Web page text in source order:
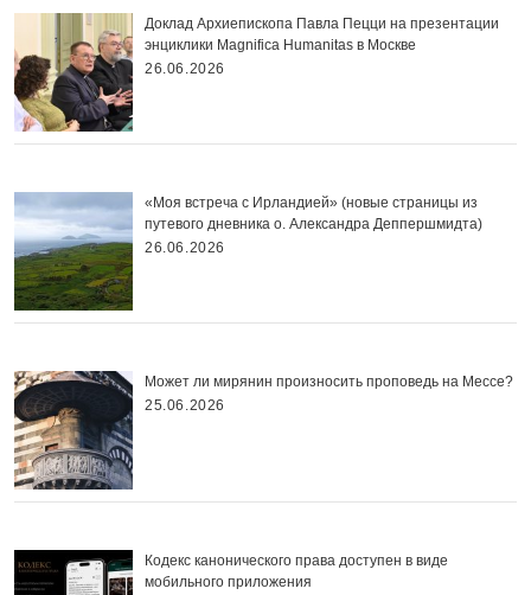
Доклад Архиепископа Павла Пецци на презентации
энциклики Magnifica Нumanitas в Москве
26.06.2026
«Моя встреча с Ирландией» (новые страницы из
путевого дневника о. Александра Деппершмидта)
26.06.2026
Может ли мирянин произносить проповедь на Мессе?
25.06.2026
Кодекс канонического права доступен в виде
мобильного приложения